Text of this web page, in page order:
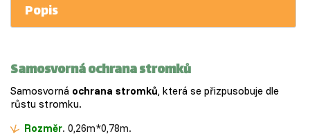
Popis
Samosvorná ochrana stromků
Samosvorná ochrana stromků, která se přizpusobuje dle
růstu stromku.
Rozměr. 0,26m*0,78m.